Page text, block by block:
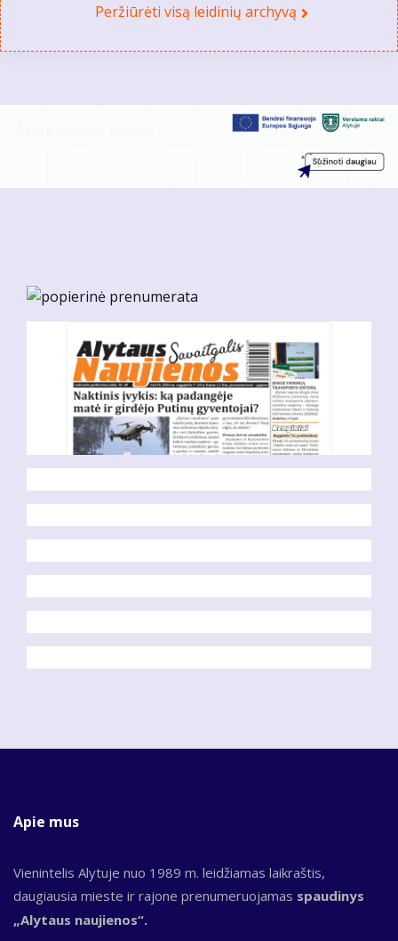
Peržiūrėti visą leidinių archyvą
Apie mus
Vienintelis Alytuje nuo 1989 m. leidžiamas laikraštis,
daugiausia mieste ir rajone prenumeruojamas spaudinys
„Alytaus naujienos“.